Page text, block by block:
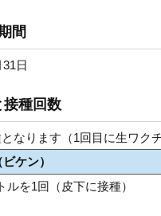
間
日
接種回数
なります（1回目に生ワク
ケン）
ルを1回（皮下に接種）